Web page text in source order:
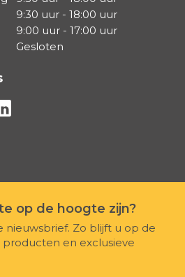
9:30 uur - 18:00 uur
9:00 uur - 17:00 uur
Gesloten
Facebook
via Instagram
ons via Linkedin
op de hoogte zijn?
nieuwsbrief. Zo blijft u op de
en exclusieve